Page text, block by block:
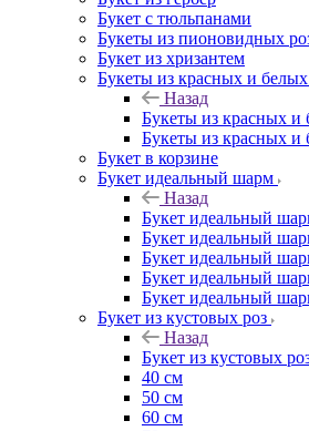
Букет с тюльпанами
Букеты из пионовидных
Букет из хризантем
Букеты из красных и белых
Назад
Букеты из красных и
Букеты из красных и
Букет в корзине
Букет идеальный шарм
Назад
Букет идеальный
Букет идеальный
Букет идеальный
Букет идеальный
Букет идеальный
Букет из кустовых роз
Назад
Букет из кустовых
40 см
50 см
60 см